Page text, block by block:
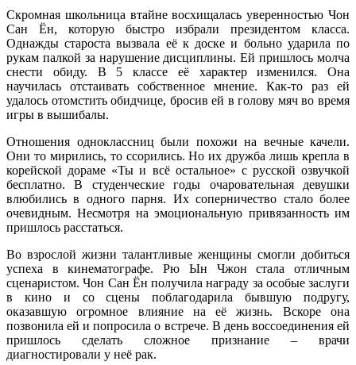
Скромная школьница втайне восхищалась уверенностью Чон
Сан Ён, которую быстро избрали президентом класса.
Однажды староста вызвала её к доске и больно ударила по
рукам палкой за нарушение дисциплины. Ей пришлось молча
снести обиду. В 5 классе её характер изменился. Она
научилась отстаивать собственное мнение. Как-то раз ей
удалось отомстить обидчице, бросив ей в голову мяч во время
игры в вышибалы.
Отношения одноклассниц были похожи на вечные качели.
Они то мирились, то ссорились. Но их дружба лишь крепла в
корейской дораме «Ты и всё остальное» с русской озвучкой
бесплатно. В студенческие годы очаровательная девушки
влюбились в одного парня. Их соперничество стало более
очевидным. Несмотря на эмоциональную привязанность им
пришлось расстаться.
Во взрослой жизни талантливые женщины смогли добиться
успеха в кинематографе. Рю Ын Чжон стала отличным
сценаристом. Чон Сан Ён получила награду за особые заслуги
в кино и со сцены поблагодарила бывшую подругу,
оказавшую огромное влияние на её жизнь. Вскоре она
позвонила ей и попросила о встрече. В день воссоединения ей
пришлось сделать сложное признание – врачи
диагностировали у неё рак.